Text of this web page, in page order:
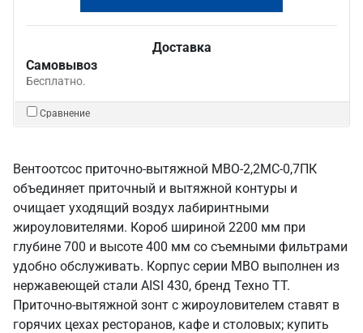
Доставка
Самовывоз
Бесплатно.
Сравнение
Вентоотсос приточно-вытяжной МВО-2,2МС-0,7ПК
объединяет приточный и вытяжной контуры и
очищает уходящий воздух лабиринтными
жироуловителями. Короб шириной 2200 мм при
глубине 700 и высоте 400 мм со съемными фильтрами
удобно обслуживать. Корпус серии МВО выполнен из
нержавеющей стали AISI 430, бренд Техно ТТ.
Приточно-вытяжной зонт с жироуловителем ставят в
горячих цехах ресторанов, кафе и столовых; купить